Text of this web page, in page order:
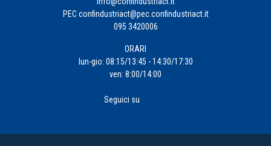
PEC confindustriact@pec.confindustriact.it
095 3420006
ORARI
lun-gio: 08:15/13:45 - 14:30/17:30
ven: 8:00/14:00
Seguici su